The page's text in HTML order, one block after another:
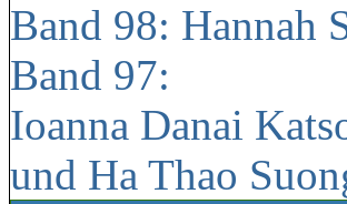
Band 98: Hannah
Band 97:
Ioanna Danai
und Ha Thao